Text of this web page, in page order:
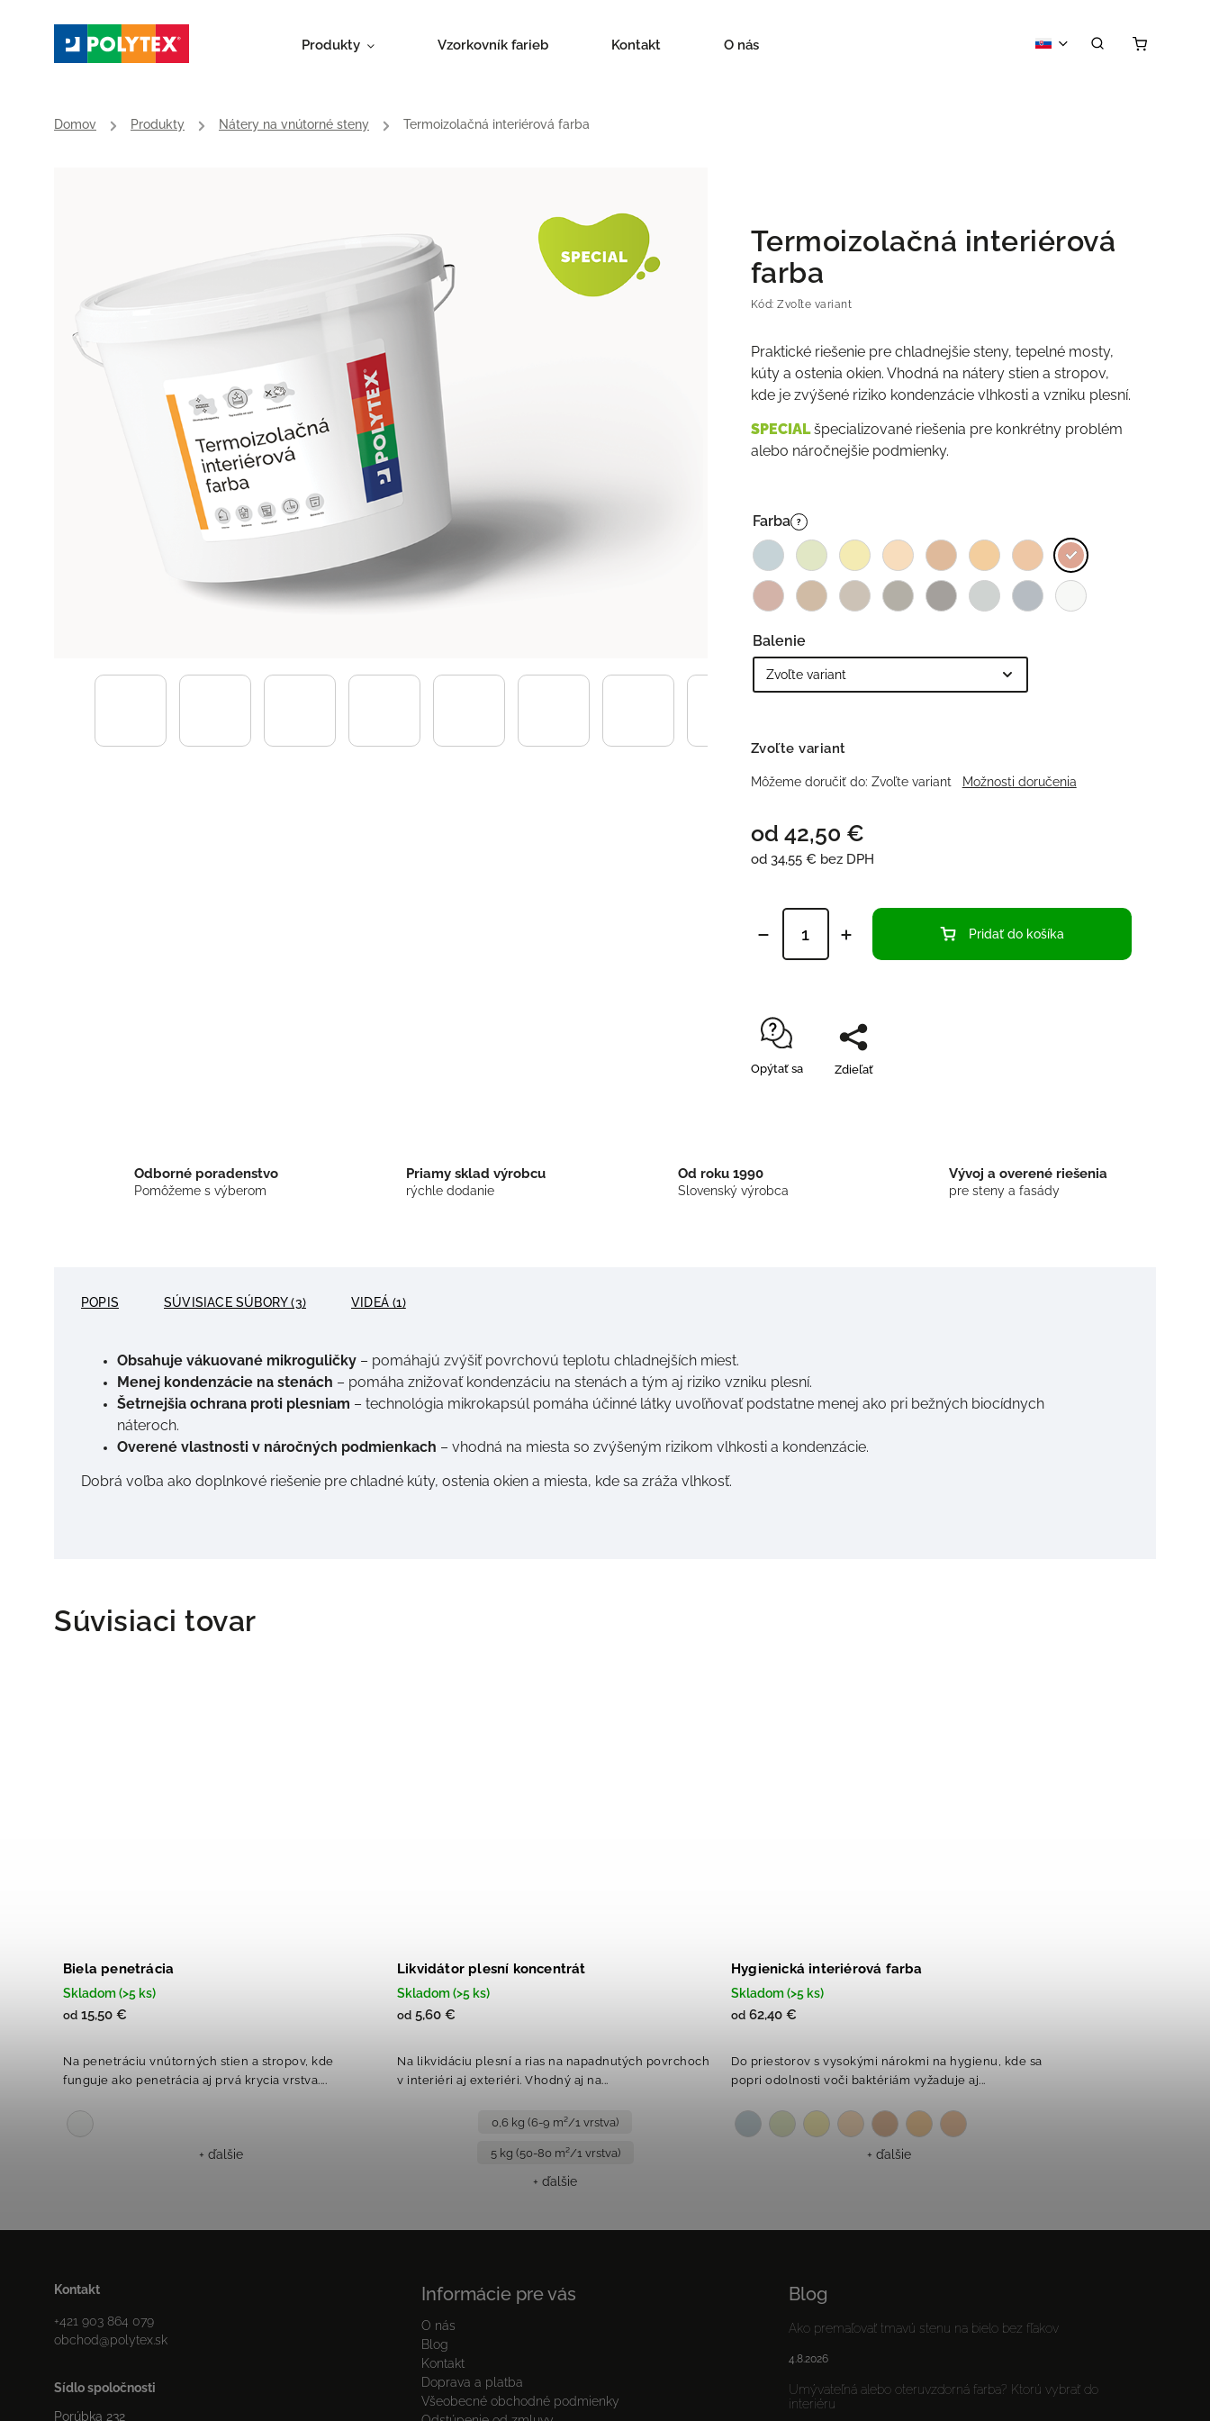
Produkty Vzorkovník farieb Kontakt O nás
Domov / Produkty / Nátery na vnútorné steny / Termoizolačná interiérová farba
Termoizolačná interiérová
farba
Kód: Zvoľte variant
od 42,50 €
od 34,55 € bez DPH
Praktické riešenie pre chladnejšie steny, tepelné mosty,
kúty a ostenia okien. Vhodná na nátery stien a stropov,
kde je zvýšené riziko kondenzácie vlhkosti a vzniku plesní.
SPECIALšpecializované riešenia pre konkrétny problém
alebo náročnejšie podmienky.
Farba ?
Balenie
Zvoľte variant
Môžeme doručiť do: Zvoľte variant Možnosti doručenia
Pridať do košíka
Opýtať sa Zdieľať
Odborné poradenstvo
Pomôžeme s výberom
Priamy sklad výrobcu
rýchle dodanie
Od roku 1990
Slovenský výrobca
Vývoj a overené riešenia
pre steny a fasády
POPIS SÚVISIACE SÚBORY (3) VIDEÁ (1)
Obsahuje vákuované mikroguličky – pomáhajú zvýšiť povrchovú teplotu chladnejších miest.
Menej kondenzácie na stenách – pomáha znižovať kondenzáciu na stenách a tým aj riziko vzniku plesní.
Šetrnejšia ochrana proti plesniam – technológia mikrokapsúl pomáha účinné látky uvoľňovať podstatne menej ako pri bežných biocídnych
náteroch.
Overené vlastnosti v náročných podmienkach – vhodná na miesta so zvýšeným rizikom vlhkosti a kondenzácie.
Dobrá voľba ako doplnkové riešenie pre chladné kúty, ostenia okien a miesta, kde sa zráža vlhkosť.
Súvisiaci tovar
Biela penetrácia
Skladom (>5 ks)
od 15,50 €
Na penetráciu vnútorných stien a stropov, kde
funguje ako penetrácia aj prvá krycia vrstva....
+ ďalšie
Likvidátor plesní koncentrát
Skladom (>5 ks)
od 5,60 €
Na likvidáciu plesní a rias na napadnutých povrchoch
v interiéri aj exteriéri. Vhodný aj na...
0,6 kg (6-9 m²/1 vrstva)
5 kg (50-80 m²/1 vrstva)
+ ďalšie
Hygienická interiérová farba
Skladom (>5 ks)
od 62,40 €
Do priestorov s vysokými nárokmi na hygienu, kde sa
popri odolnosti voči baktériám vyžaduje aj...
+ ďalšie
Kontakt
+421 903 864 079
obchod@polytex.sk
Sídlo spoločnosti
Porúbka 232
Informácie pre vás
O nás
Blog
Kontakt
Doprava a platba
Všeobecné obchodné podmienky
Blog
Ako premaľovať tmavú stenu na bielo bez fľakov
4.8.2026
Umývateľná alebo oteruvzdorná farba? Ktorú vybrať do
interiéru